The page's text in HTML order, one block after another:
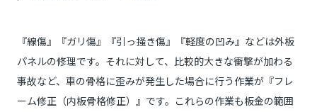
『線傷』『ガリ傷』『引っ掻き傷』『軽度の凹み』などは外板
パネルの修理です。それに対して、比較的大きな衝撃が加わる
事故など、車の骨格に歪みが発生した場合に行う作業が『フレ
ーム修正（内板骨格修正）』です。これらの作業も板金の範囲